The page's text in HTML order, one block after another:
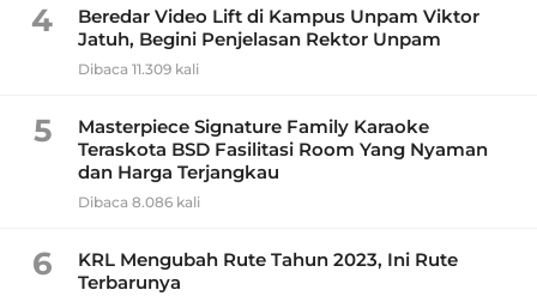
4
Beredar Video Lift di Kampus Unpam Viktor
Jatuh, Begini Penjelasan Rektor Unpam
Dibaca 11.309 kali
5
Masterpiece Signature Family Karaoke
Teraskota BSD Fasilitasi Room Yang Nyaman
dan Harga Terjangkau
Dibaca 8.086 kali
6
KRL Mengubah Rute Tahun 2023, Ini Rute
Terbarunya